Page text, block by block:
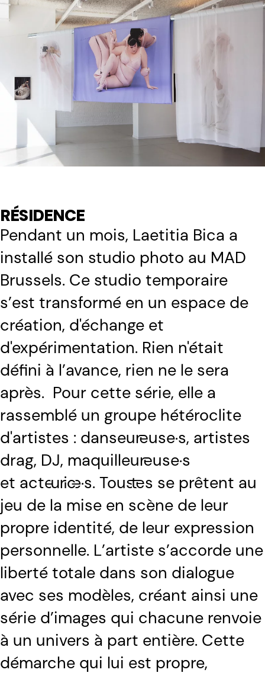
RÉSIDENCE
Pendant un mois, Laetitia Bica a
installé son studio photo au MAD
Brussels. Ce studio temporaire
s’est transformé en un espace de
création, d'échange et
d'expérimentation. Rien n'était
défini à l’avance, rien ne le sera
après. Pour cette série, elle a
rassemblé un groupe hétéroclite
d'artistes : danseur·euse·s, artistes
drag, DJ, maquilleur·euse·s
et acteur·ice·s. Tous·tes se prêtent au
jeu de la mise en scène de leur
propre identité, de leur expression
personnelle. L’artiste s’accorde une
liberté totale dans son dialogue
avec ses modèles, créant ainsi une
série d’images qui chacune renvoie
à un univers à part entière. Cette
démarche qui lui est propre,